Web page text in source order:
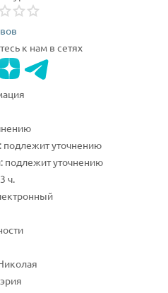
к нам в сетях
подлежит уточнению
подлежит уточнению
ч.